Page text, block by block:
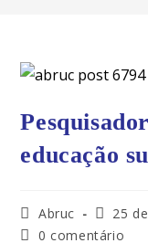
educação
Abruc 25
0 comentário